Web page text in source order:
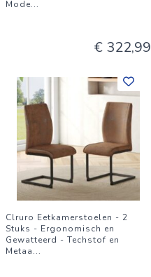
Mode...
€ 322,99
Clruro Eetkamerstoelen - 2
Stuks - Ergonomisch en
Gewatteerd - Techstof en
Metaa...